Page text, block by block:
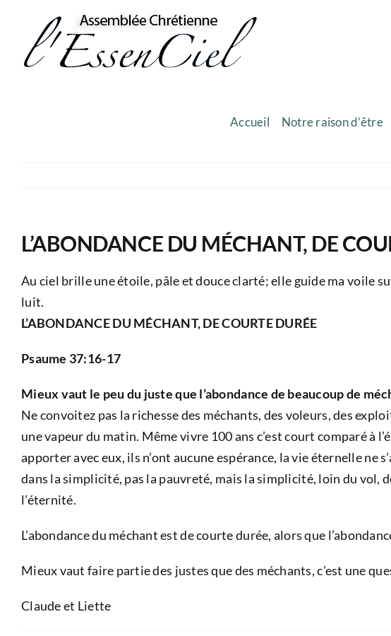
content
Accueil Notre raison d’être
L’ABONDANCE DU MÉCHANT, DE
Au ciel brille une étoile, pâle et douce clarté; elle guide ma voile
luit.
L’ABONDANCE DU MÉCHANT, DE COURTE DURÉE
Psaume 37:16-17
Mieux vaut le peu du juste que l’abondance de beaucoup de
Ne convoitez pas la richesse des méchants, des voleurs, des
une vapeur du matin. Même vivre 100 ans c’est court comparé à
apporter avec eux, ils n’ont aucune espérance, la vie éternelle ne
dans la simplicité, pas la pauvreté, mais la simplicité, loin du vol,
l’éternité.
L’abondance du méchant est de courte durée, alors que
Mieux vaut faire partie des justes que des méchants, c’est une
Claude et Liette